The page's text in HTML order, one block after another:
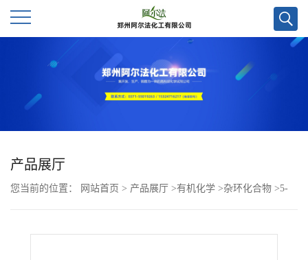
公
产品展厅
您当前的位置： 网站首页 > 产品展厅 >有机化学 >杂环化合物 >5-